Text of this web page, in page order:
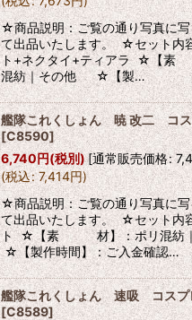
☆商品説明：ご覧の通り写真に
て出品いたします。 ☆セット内
ト+ネクタイ+ティアラ ☆【
混紡｜その他 ☆【製…
艦隊これくしょん 暁 改二 コ
[C8590]
6,740円(税別)[通常販売価格:
(税込: 7,414円)
☆商品説明：ご覧の通り写真に
て出品いたします。 ☆セット内
ト ☆【素 材】：ポリ混紡
☆【製作時間】：ご入金確認…
艦隊これくしょん 速吸 コス
[C8589]